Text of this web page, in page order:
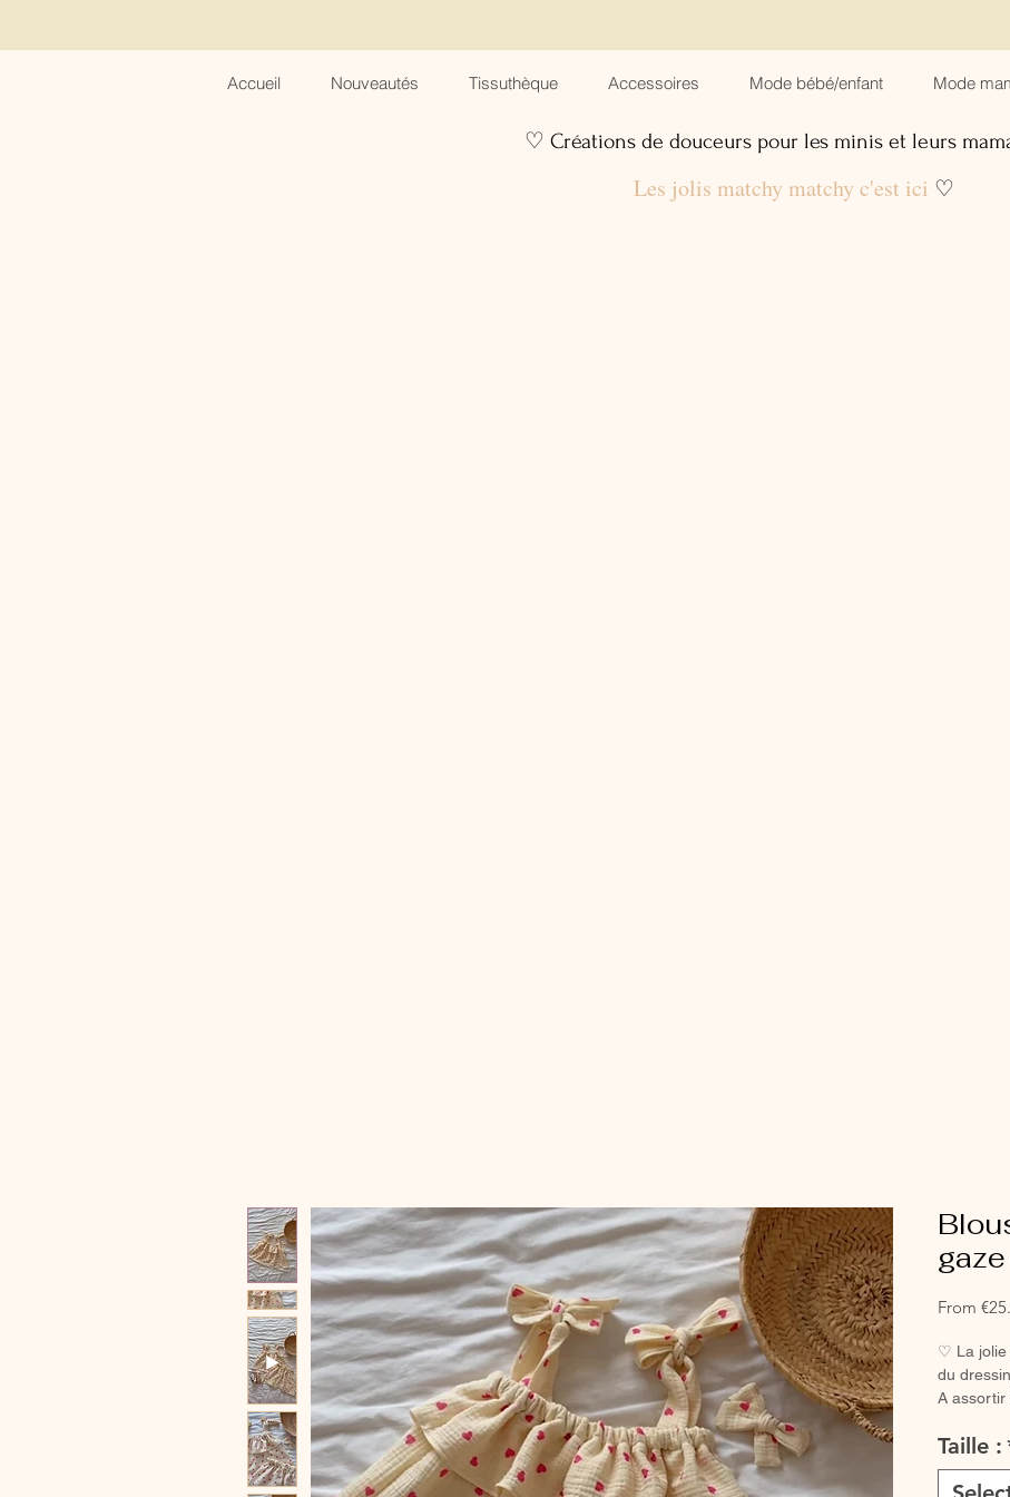
Accueil Nouveautés Tissuthèque Accessoires Mode bébé/enfant Mode
♡ Créations de douceurs pour les minis et leurs
Les jolis matchy matchy c'est ici ♡
From
♡ La jolie
du
A assortir
douceur.
♡ Blouse
♡Blouse
Taille :